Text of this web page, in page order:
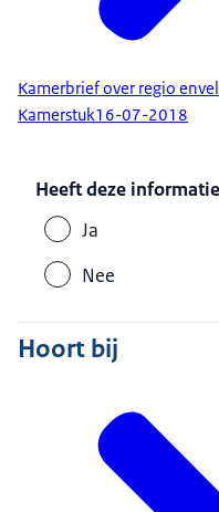
Kamerbrief over regio
Kamerstuk16-07-2018
Heeft deze
Ja
Nee
Hoort bij